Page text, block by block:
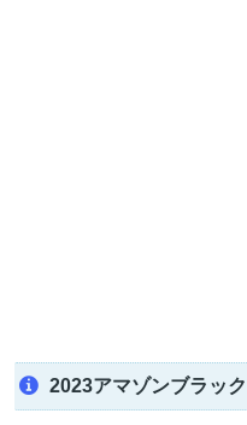
2023アマゾンブラッ